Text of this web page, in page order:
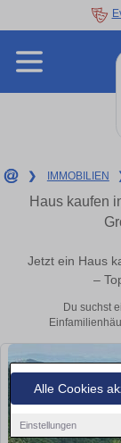
Alle Cookies
Einstellungen
❯ IMMOBILIEN
Haus kaufen
Jetzt ein Haus
–
Du suchst